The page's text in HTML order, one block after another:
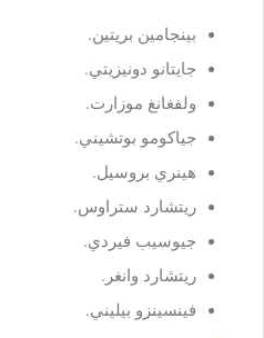
بينجامين بريتين.
جايتانو دونيزيتي.
ولفغانغ موزارت.
جياكومو بوتشيني.
هينري بروسيل.
ريتشارد ستراوس.
جيوسيب فيردي.
ريتشارد وانغر.
فينسينزو بيليني.